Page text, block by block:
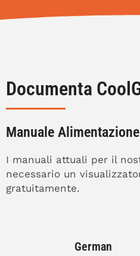
Documenta
Manuale
I manuali attuali per il
necessario un
gratuitamente.
German